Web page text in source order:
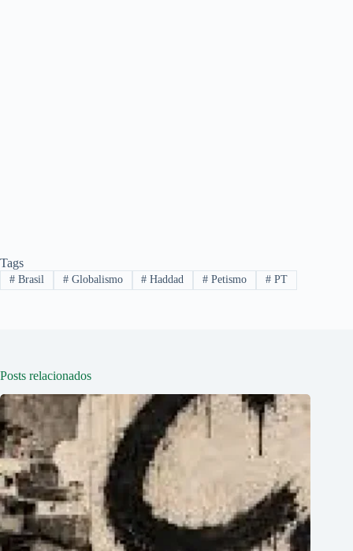
Tags
#Brasil #Globalismo # Haddad # Petismo # PT
Posts relacionados